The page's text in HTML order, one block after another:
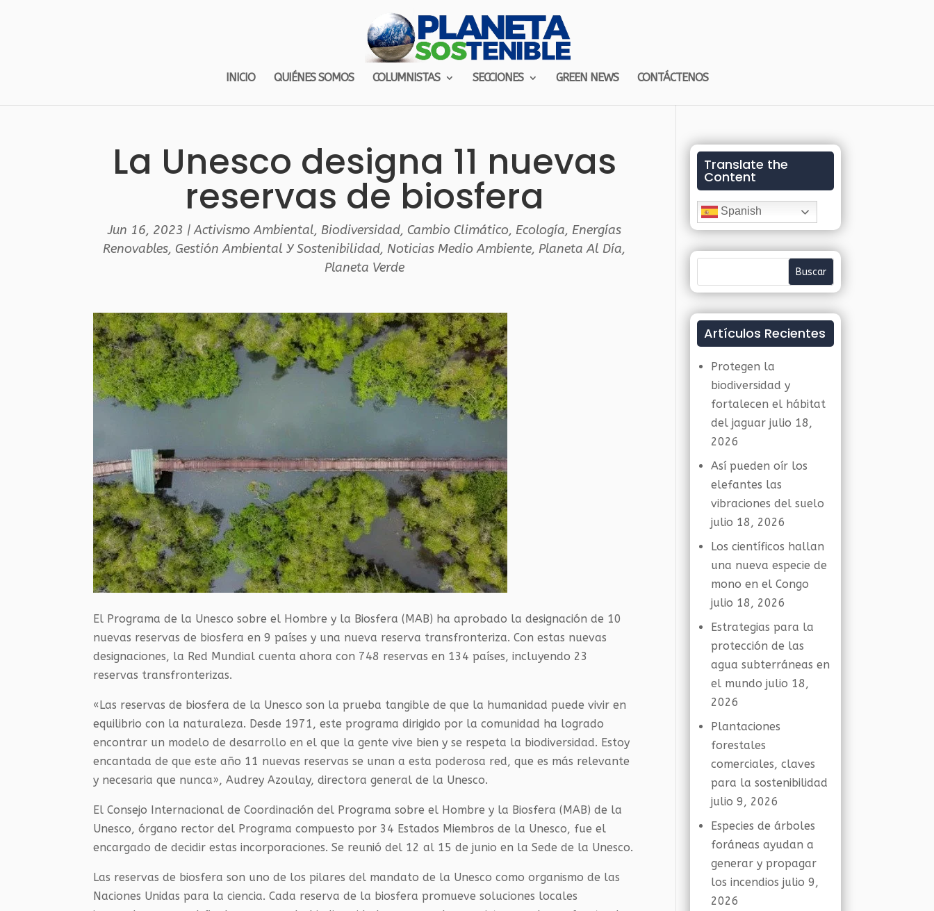
INICIO QUIÉNES SOMOS COLUMNISTAS SECCIONES GREEN NEWS CONTÁCTENOS
La Unesco designa 11 nuevas
reservas de biosfera
Jun 16, 2023 |Activismo Ambiental, Biodiversidad, Cambio Climático, Ecología, Energías
Renovables, Gestión Ambiental Y Sostenibilidad,Noticias Medio Ambiente,Planeta Al Día,
Planeta Verde
El Programa de la Unesco sobre el Hombre y la Biosfera (MAB) ha aprobado la designación de 10
nuevas reservas de biosfera en 9 países y una nueva reserva transfronteriza. Con estas nuevas
designaciones, la Red Mundial cuenta ahora con 748 reservas en 134 países, incluyendo 23
reservas transfronterizas.
«Las reservas de biosfera de la Unesco son la prueba tangible de que la humanidad puede vivir en
equilibrio con la naturaleza. Desde 1971, este programa dirigido por la comunidad ha logrado
encontrar un modelo de desarrollo en el que la gente vive bien y se respeta la biodiversidad. Estoy
encantada de que este año 11 nuevas reservas se unan a esta poderosa red, que es más relevante
y necesaria que nunca», Audrey Azoulay, directora general de la Unesco.
El Consejo Internacional de Coordinación del Programa sobre el Hombre y la Biosfera (MAB) de la
Unesco, órgano rector del Programa compuesto por 34 Estados Miembros de la Unesco, fue el
encargado de decidir estas incorporaciones. Se reunió del 12 al 15 de junio en la Sede de la Unesco.
Las reservas de biosfera son uno de los pilares del mandato de la Unesco como organismo de las
Naciones Unidas para la ciencia. Cada reserva de la biosfera promueve soluciones locales
Translate the
Content
Spanish
Artículos Recientes
Protegen la
biodiversidad y
fortalecen el hábitat
del jaguar julio 18,
2026
Así pueden oír los
elefantes las
vibraciones del suelo
julio 18, 2026
Los científicos hallan
una nueva especie de
mono en el Congo
julio 18, 2026
Estrategias para la
protección de las
agua subterráneas en
el mundo julio 18,
2026
Plantaciones
forestales
comerciales, claves
para la sostenibilidad
julio 9, 2026
Especies de árboles
foráneas ayudan a
generar y propagar
los incendios julio 9,
2026